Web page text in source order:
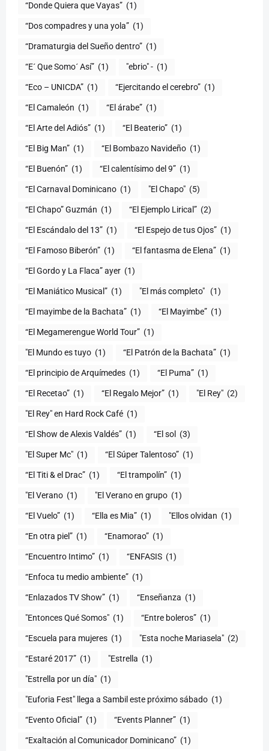
“Donde Quiera que Vayas” (1)
“Dos compadres y una yola” (1)
“Dramaturgia del Sueño dentro” (1)
“E´ Que Somo´ Así” (1) "ebrio" - (1)
“Eco – UNICDA” (1) “Ejercitando el cerebro” (1)
“El Camaleón (1) “El árabe” (1)
“El Arte del Adiós” (1) “El Beaterio” (1)
“El Big Man” (1) “El Bombazo Navideño (1)
“El Buenón” (1) “El calentísimo del 9” (1)
“El Carnaval Dominicano (1) "El Chapo" (5)
“El Chapo” Guzmán (1) “El Ejemplo Lirical” (2)
“El Escándalo del 13” (1) “El Espejo de tus Ojos” (1)
“El Famoso Biberón” (1) “El fantasma de Elena” (1)
“El Gordo y La Flaca” ayer (1)
“El Maniático Musical” (1) "El más completo" ​ (1)
“El mayimbe de la Bachata” (1) “El Mayimbe” (1)
“El Megamerengue World Tour” (1)
"El Mundo es tuyo (1) “El Patrón de la Bachata” (1)
“El principio de Arquímedes (1) “El Puma” (1)
“El Recetao” (1) “El Regalo Mejor” (1) "El Rey" (2)
"El Rey" en Hard Rock Café (1)
“El Show de Alexis Valdés” (1) “El sol (3)
"El Super Mc" (1) (1)
“El Titi & el Drac” (1) “El trampolín” (1)
"El Verano (1) "El Verano en grupo (1)
(1) “Ella es Mia” (1) "Ellos olvidan (1)
“En otra piel” (1) “Enamorao” (1)
“Encuentro Intimo” (1) “ENFASIS (1)
“Enfoca tu medio ambiente” (1)
“Enlazados TV Show” (1) “Enseñanza (1)
"Entonces Qué Somos" (1) “Entre boleros” (1)
“Escuela para mujeres (1) "Esta noche Mariasela" (2)
“Estaré 2017” (1) "Estrella (1)
"Estrella por un día" (1)
"Euforia Fest" llega a Sambil este próximo sábado (1)
“Evento Oficial” (1) “Events Planner” (1)
“Exaltación al Comunicador Dominicano” (1)